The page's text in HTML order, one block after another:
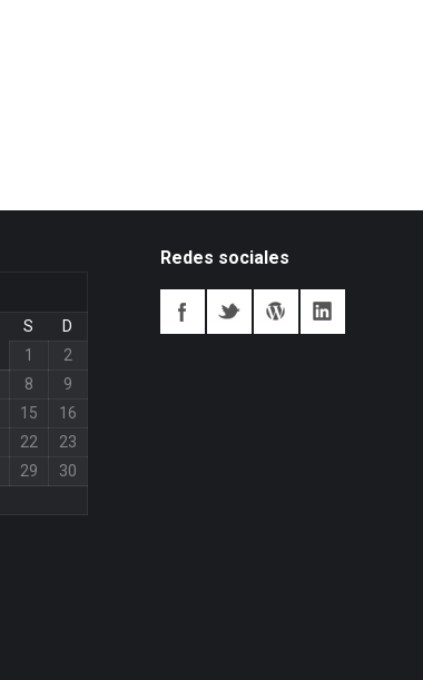
S
D
1
2
8
9
15
16
22
23
29
30
Redes sociales